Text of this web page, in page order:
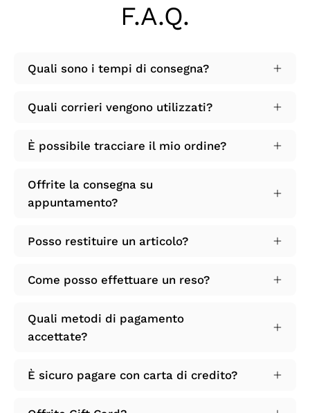
F.A.Q.
Quali sono i tempi di consegna?
Quali corrieri vengono utilizzati?
È possibile tracciare il mio ordine?
Offrite la consegna su
appuntamento?
Posso restituire un articolo?
Come posso effettuare un reso?
Quali metodi di pagamento
accettate?
È sicuro pagare con carta di credito?